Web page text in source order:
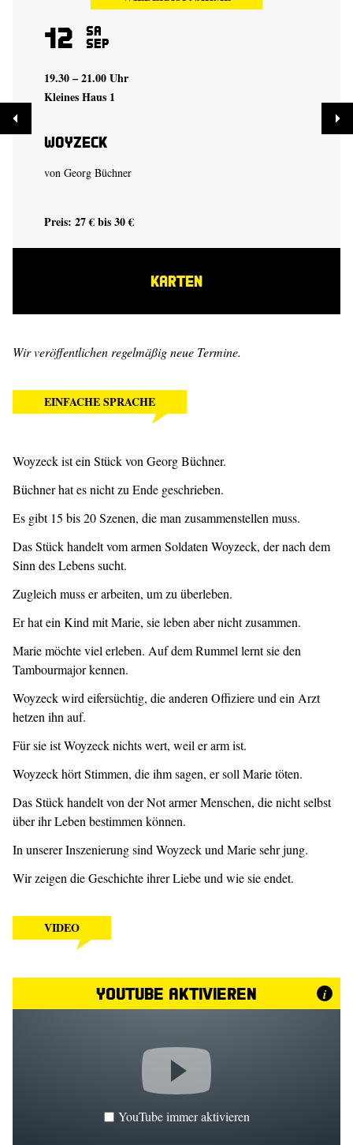
12 Sa
Sep
19.30 – 21.00 Uhr
Kleines Haus 1
Woyzeck
von Georg Büchner
Preis: 27 € bis 30 €
KARTEN
Wir veröffentlichen regelmäßig neue Termine.
EINFACHE SPRACHE
Woyzeck ist ein Stück von Georg Büchner.
Büchner hat es nicht zu Ende geschrieben.
Es gibt 15 bis 20 Szenen, die man zusammenstellen muss.
Das Stück handelt vom armen Soldaten Woyzeck, der nach dem
Sinn des Lebens sucht.
Zugleich muss er arbeiten, um zu überleben.
Er hat ein Kind mit Marie, sie leben aber nicht zusammen.
Marie möchte viel erleben. Auf dem Rummel lernt sie den
Tambourmajor kennen.
Woyzeck wird eifersüchtig, die anderen Offiziere und ein Arzt
hetzen ihn auf.
Für sie ist Woyzeck nichts wert, weil er arm ist.
Woyzeck hört Stimmen, die ihm sagen, er soll Marie töten.
Das Stück handelt von der Not armer Menschen, die nicht selbst
über ihr Leben bestimmen können.
In unserer Inszenierung sind Woyzeck und Marie sehr jung.
Wir zeigen die Geschichte ihrer Liebe und wie sie endet.
VIDEO
YouTube aktivieren i
YouTube immer aktivieren